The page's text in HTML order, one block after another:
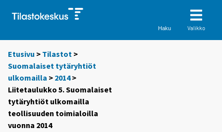
Haku Valikko
Etusivu > Tilastot >
Suomalaiset tytäryhtiöt
ulkomailla > 2014>
Liitetaulukko 5. Suomalaiset
tytäryhtiöt ulkomailla
teollisuuden toimialoilla
vuonna 2014